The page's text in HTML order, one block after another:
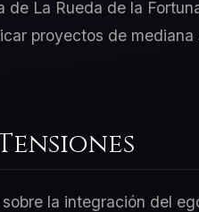
de La Rueda de la
proyectos de mediana
la integración del